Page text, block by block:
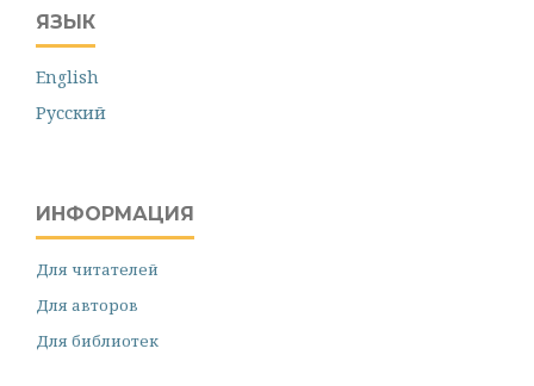
ЯЗЫК
English
Русский
ИНФОРМАЦИЯ
Для читателей
Для авторов
Для библиотек